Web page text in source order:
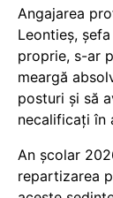
Angajarea
Leontieș,
proprie, s-ar
meargă
posturi și să
necalificați în
An școlar
repartizarea